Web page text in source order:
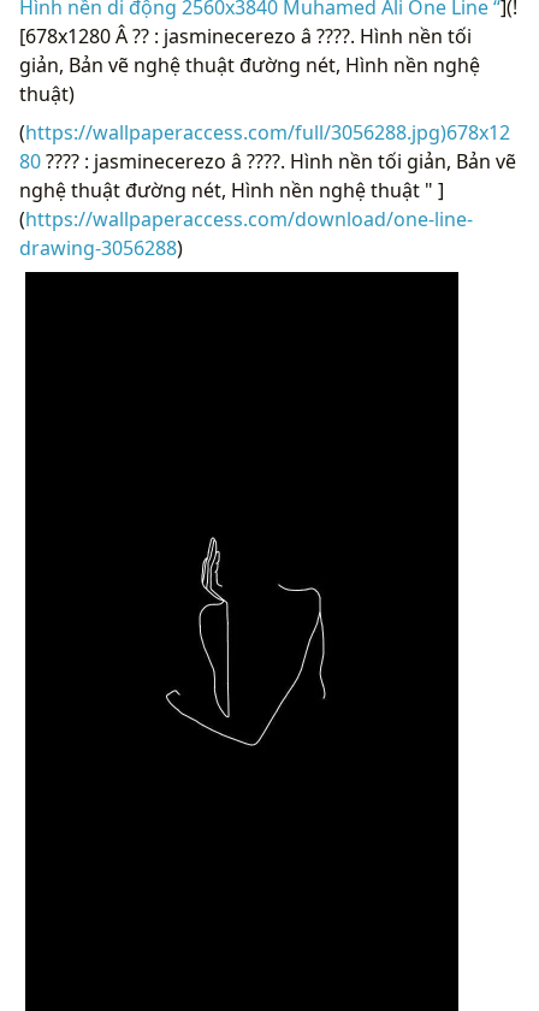
Hình nền di động 2560x3840 Muhamed Ali One Line “](!
[678x1280 Â ?? : jasminecerezo â ????. Hình nền tối
giản, Bản vẽ nghệ thuật đường nét, Hình nền nghệ
thuật)
(https://wallpaperaccess.com/full/3056288.jpg)678x12
80???? : jasminecerezo â ????. Hình nền tối giản, Bản vẽ
nghệ thuật đường nét, Hình nền nghệ thuật " ]
(https://wallpaperaccess.com/download/one-line-
drawing-3056288)